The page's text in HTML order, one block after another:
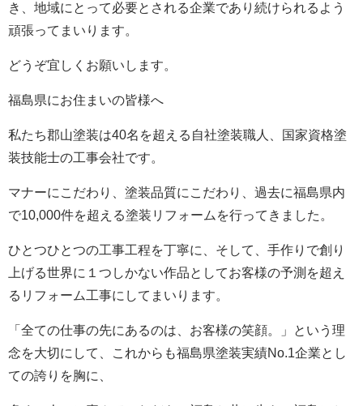
き、地域にとって必要とされる企業であり続けられるよう
頑張ってまいります。
どうぞ宜しくお願いします。
福島県にお住まいの皆様へ
私たち郡山塗装は40名を超える自社塗装職人、国家資格塗
装技能士の工事会社です。
マナーにこだわり、塗装品質にこだわり、過去に福島県内
で10,000件を超える塗装リフォームを行ってきました。
ひとつひとつの工事工程を丁寧に、そして、手作りで創り
上げる世界に１つしかない作品としてお客様の予測を超え
るリフォーム工事にしてまいります。
「全ての仕事の先にあるのは、お客様の笑顔。」という理
念を大切にして、これからも福島県塗装実績No.1企業とし
ての誇りを胸に、